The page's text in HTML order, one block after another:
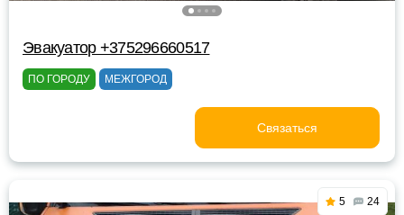
Эвакуатор +375296660517
ПО ГОРОДУ МЕЖГОРОД
Связаться
5 24